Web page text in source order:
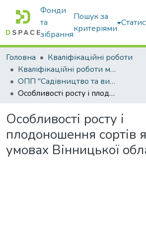
Фонди
та
зібрання
Пошук за
критеріями
Головна
Кваліфікаційні роботи
Кваліфікаційні роботи магістрів
ОПП "Садівництво та виноградарство"
Особливості росту і плодоношення сортів яблуні в умовах Вінницької області
Особливості росту і
плодоношення сортів
умовах Вінницької